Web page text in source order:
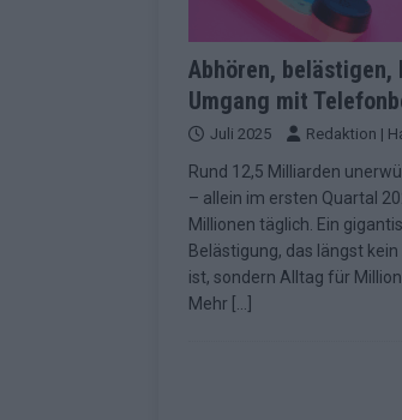
[ Mai
[ Mai
[ Juni
Kino
Abhören, belästigen,
Umgang mit
Juli 2025 Redaktion |
Rund 12,5 Milliarden
– allein im ersten Quartal
Millionen täglich. Ein
Belästigung, das längst
ist, sondern Alltag für
Mehr